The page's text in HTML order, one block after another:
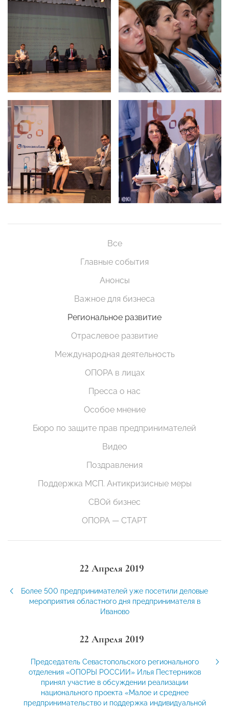
Все
Главные события
Анонсы
Важное для бизнеса
Региональное развитие
Отраслевое развитие
Международная деятельность
ОПОРА в лицах
Пресса о нас
Особое мнение
Бюро по защите прав предпринимателей
Видео
Поздравления
Поддержка МСП. Антикризисные меры
СВОй бизнес
ОПОРА — СТАРТ
22 Апреля 2019
Более 500 предпринимателей уже посетили деловые
мероприятия областного дня предпринимателя в
Иваново
22 Апреля 2019
Председатель Севастопольского регионального
отделения «ОПОРЫ РОССИИ» Илья Пестерников
принял участие в обсуждении реализации
национального проекта «Малое и среднее
предпринимательство и поддержка индивидуальной